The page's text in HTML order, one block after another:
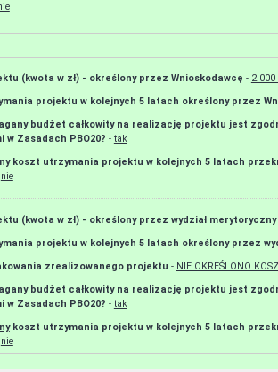
(kwota w zł) - określony przez Wnioskodawcę - 2 000
projektu w kolejnych 5 latach określony przez
budżet całkowity na realizację projektu jest
w Zasadach PBO20? - tak
koszt utrzymania projektu w kolejnych 5 latach
nie
(kwota w zł) - określony przez wydział merytoryczny
projektu w kolejnych 5 latach określony przez
zrealizowanego projektu - NIE OKREŚLONO
budżet całkowity na realizację projektu jest
w Zasadach PBO20? - tak
koszt utrzymania projektu w kolejnych 5 latach
nie